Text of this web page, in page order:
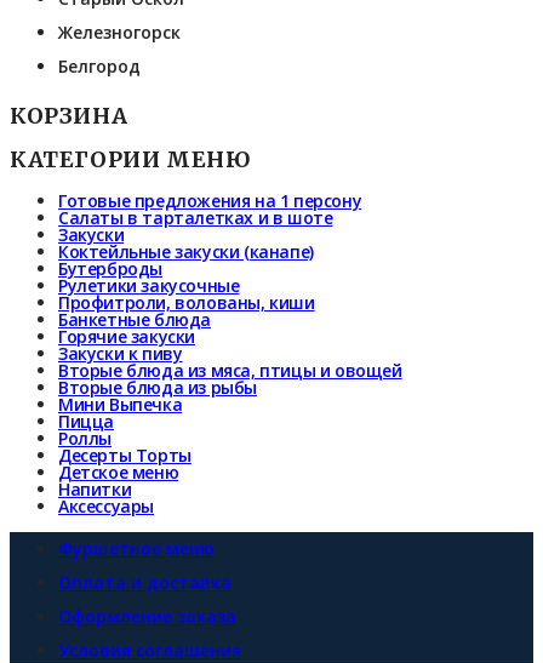
Железногорск
Белгород
КОРЗИНА
КАТЕГОРИИ МЕНЮ
Готовые предложения на 1 персону
Салаты в тарталетках и в шоте
Закуски
Коктейльные закуски (канапе)
Бутерброды
Рулетики закусочные
Профитроли, волованы, киши
Банкетные блюда
Горячие закуски
Закуски к пиву
Вторые блюда из мяса, птицы и овощей
Вторые блюда из рыбы
Мини Выпечка
Пицца
Роллы
Десерты Торты
Детское меню
Напитки
Аксессуары
Фуршетное меню
Оплата и доставка
Оформление заказа
Условия соглашения